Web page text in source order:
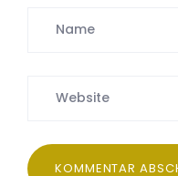
KOMMENTAR